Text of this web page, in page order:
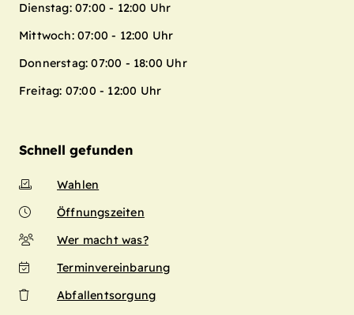
Dienstag: 07:00 - 12:00 Uhr
Mittwoch: 07:00 - 12:00 Uhr
Donnerstag: 07:00 - 18:00 Uhr
Freitag: 07:00 - 12:00 Uhr
Schnell gefunden
Wahlen
Öffnungszeiten
Wer macht was?
Terminvereinbarung
Abfallentsorgung